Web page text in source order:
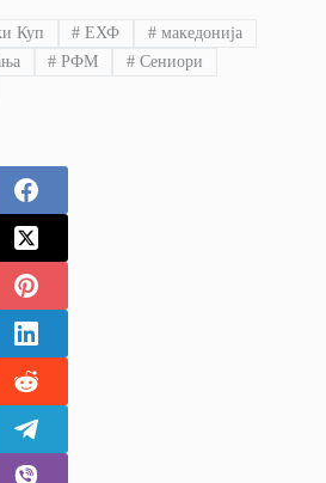
Куп # ЕХФ # македонија
# РФМ # Сениори